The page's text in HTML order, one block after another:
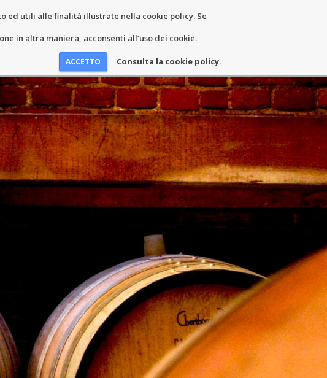
ed utili alle finalità illustrate nella cookie policy. Se
in altra maniera, acconsenti all’uso dei cookie.
Consulta la cookie policy.